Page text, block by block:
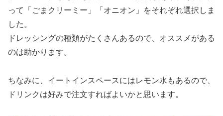
って「ごまクリーミー」「オニオン」をそれぞれ選択しま
した。
ドレッシングの種類がたくさんあるので、オススメがある
のは助かります。
ちなみに、イートインスペースにはレモン水もあるので、
ドリンクは好みで注文すればよいかと思います。